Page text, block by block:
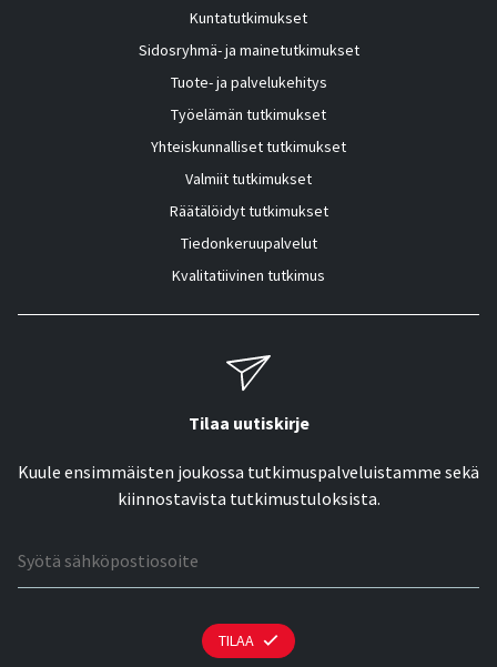
Kuntatutkimukset
Sidosryhmä- ja mainetutkimukset
Tuote- ja palvelukehitys
Työelämän tutkimukset
Yhteiskunnalliset tutkimukset
Valmiit tutkimukset
Räätälöidyt tutkimukset
Tiedonkeruupalvelut
Kvalitatiivinen tutkimus
Tilaa uutiskirje
Kuule ensimmäisten joukossa tutkimuspalveluistamme sekä
kiinnostavista tutkimustuloksista.
TILAA